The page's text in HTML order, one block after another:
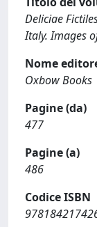
Deliciae
Italy. Images
Nome
Oxbow Books
Pagine (da)
477
Pagine (a)
486
Codice ISBN